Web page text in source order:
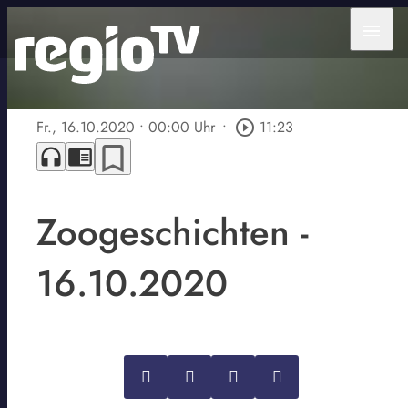
Fr., 16.10.2020 • 00:00 Uhr • play_circle_outline 11:23
headphones chrome_reader_mode bookmark_border
Zoogeschichten -
16.10.2020